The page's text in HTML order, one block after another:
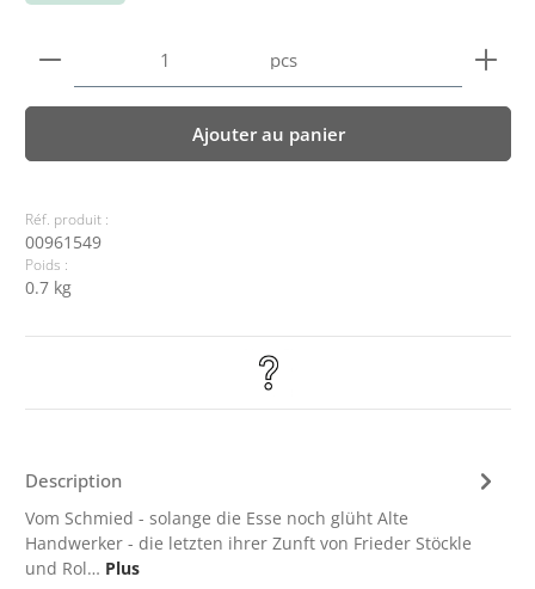
Quantité de produit : Entrez la quantité
pcs
Ajouter au panier
Réf. produit :
00961549
Poids :
0.7 kg
Description
Vom Schmied - solange die Esse noch glüht Alte
Handwerker - die letzten ihrer Zunft von Frieder Stöckle
und Rol… Plus